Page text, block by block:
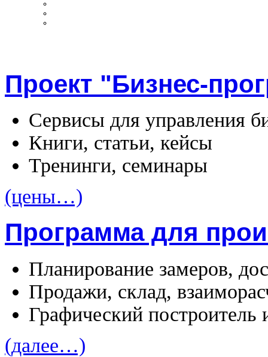
Проект "Бизнес-
Сервисы для управления
Книги, статьи, кейсы
Тренинги, семинары
(цены…)
Программа для
Планирование замеров,
Продажи, склад,
Графический построитель
(далее…)